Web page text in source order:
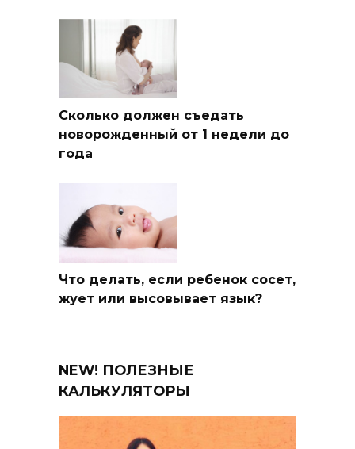
Сколько должен съедать
новорожденный от 1 недели до
года
Что делать, если ребенок сосет,
жует или высовывает язык?
NEW! ПОЛЕЗНЫЕ
КАЛЬКУЛЯТОРЫ